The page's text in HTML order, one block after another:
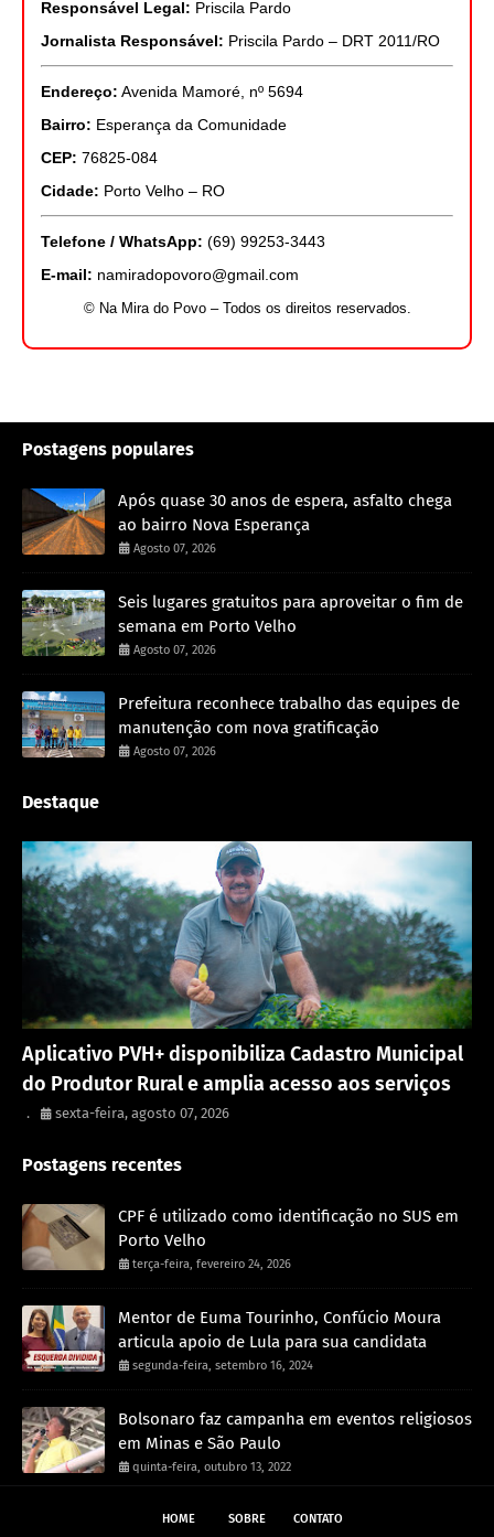
Responsável Legal: Priscila Pardo
Jornalista Responsável: Priscila Pardo – DRT 2011/RO
Endereço: Avenida Mamoré, nº 5694
Bairro: Esperança da Comunidade
CEP: 76825-084
Cidade: Porto Velho – RO
Telefone / WhatsApp: (69) 99253-3443
E-mail: namiradopovoro@gmail.com
© Na Mira do Povo – Todos os direitos reservados.
Postagens populares
Após quase 30 anos de espera, asfalto chega
ao bairro Nova Esperança
Agosto 07, 2026
Seis lugares gratuitos para aproveitar o fim de
semana em Porto Velho
Agosto 07, 2026
Prefeitura reconhece trabalho das equipes de
manutenção com nova gratificação
Agosto 07, 2026
Destaque
Aplicativo PVH+ disponibiliza Cadastro Municipal
do Produtor Rural e amplia acesso aos serviços
. sexta-feira, agosto 07, 2026
Postagens recentes
CPF é utilizado como identificação no SUS em
Porto Velho
terça-feira, fevereiro 24, 2026
Mentor de Euma Tourinho, Confúcio Moura
articula apoio de Lula para sua candidata
segunda-feira, setembro 16, 2024
Bolsonaro faz campanha em eventos religiosos
em Minas e São Paulo
quinta-feira, outubro 13, 2022
HOME SOBRE CONTATO